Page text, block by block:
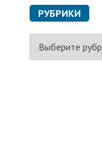
РУБРИКИ
Р
б